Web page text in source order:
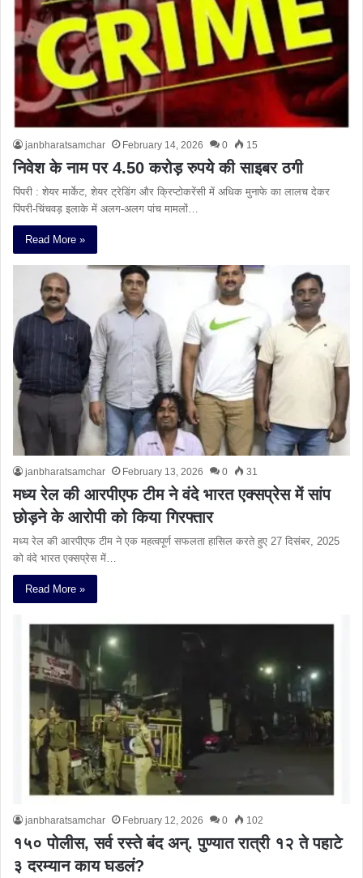
janbharatsamchar February 14, 2026 0 15
निवेश के नाम पर 4.50 करोड़ रुपये की साइबर ठगी
पिंपरी : शेयर मार्केट, शेयर ट्रेडिंग और क्रिप्टोकरेंसी में अधिक मुनाफे का लालच देकर
पिंपरी-चिंचवड़ इलाके में अलग-अलग पांच मामलों…
Read More »
janbharatsamchar February 13, 2026 0 31
मध्य रेल की आरपीएफ टीम ने वंदे भारत एक्सप्रेस में सांप
छोड़ने के आरोपी को किया गिरफ्तार
मध्य रेल की आरपीएफ टीम ने एक महत्वपूर्ण सफलता हासिल करते हुए 27 दिसंबर, 2025
को वंदे भारत एक्सप्रेस में…
Read More »
janbharatsamchar February 12, 2026 0 102
१५० पोलीस, सर्व रस्ते बंद अन्. पुण्यात रात्री १२ ते पहाटे
३ दरम्यान काय घडलं?